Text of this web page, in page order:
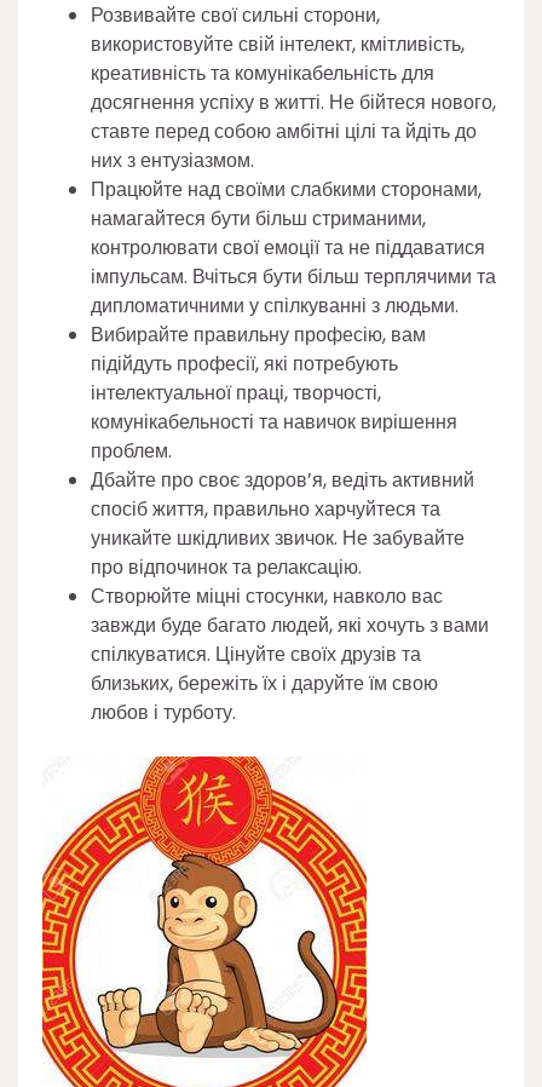
Розвивайте свої сильні сторони,
використовуйте свій інтелект, кмітливість,
креативність та комунікабельність для
досягнення успіху в житті. Не бійтеся нового,
ставте перед собою амбітні цілі та йдіть до
них з ентузіазмом.
Працюйте над своїми слабкими сторонами,
намагайтеся бути більш стриманими,
контролювати свої емоції та не піддаватися
імпульсам. Вчіться бути більш терплячими та
дипломатичними у спілкуванні з людьми.
Вибирайте правильну професію, вам
підійдуть професії, які потребують
інтелектуальної праці, творчості,
комунікабельності та навичок вирішення
проблем.
Дбайте про своє здоров’я, ведіть активний
спосіб життя, правильно харчуйтеся та
уникайте шкідливих звичок. Не забувайте
про відпочинок та релаксацію.
Створюйте міцні стосунки, навколо вас
завжди буде багато людей, які хочуть з вами
спілкуватися. Цінуйте своїх друзів та
близьких, бережіть їх і даруйте їм свою
любов і турботу.